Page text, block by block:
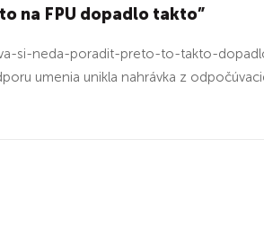
na FPU dopadlo takto”
si-neda-poradit-preto-to-takto-
umenia unikla nahrávka z